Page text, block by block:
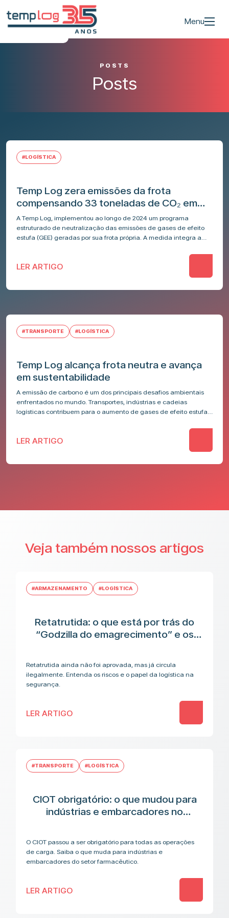
Menu
POSTS
Posts
#LOGÍSTICA
Temp Log zera emissões da frota
compensando 33 toneladas de CO₂ em
2024
A Temp Log, implementou ao longo de 2024 um programa
estruturado de neutralização das emissões de gases de efeito
estufa (GEE) geradas por sua frota própria. A medida integra a…
LER ARTIGO
#TRANSPORTE #LOGÍSTICA
Temp Log alcança frota neutra e avança
em sustentabilidade
A emissão de carbono é um dos principais desafios ambientais
enfrentados no mundo. Transportes, indústrias e cadeias
logísticas contribuem para o aumento de gases de efeito estufa,
LER ARTIGO
Veja também nossos artigos
#ARMAZENAMENTO #LOGÍSTICA
Retatrutida: o que está por trás do
“Godzilla do emagrecimento” e os
Retatrutida ainda não foi aprovada, mas já circula
ilegalmente. Entenda os riscos e o papel da logística na
segurança.
LER ARTIGO
#TRANSPORTE #LOGÍSTICA
CIOT obrigatório: o que mudou para
indústrias e embarcadores no
O CIOT passou a ser obrigatório para todas as operações
de carga. Saiba o que muda para indústrias e
embarcadores do setor farmacêutico.
LER ARTIGO